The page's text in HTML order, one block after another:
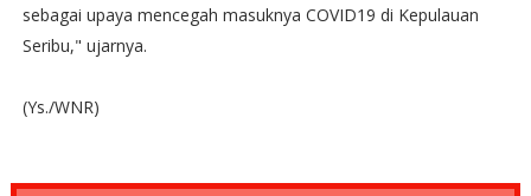
sebagai upaya mencegah masuknya COVID19 di Kepulauan
Seribu," ujarnya.
(Ys./WNR)